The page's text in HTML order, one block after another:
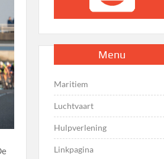
Menu
Maritiem
Luchtvaart
Hulpverlening
Linkpagina